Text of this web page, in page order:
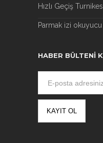
Hızlı Geçiş
Parmak izi
HABER BÜLTENI